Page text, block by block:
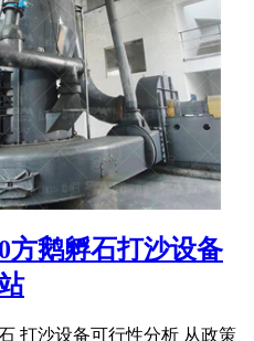
方鹅孵石打沙设备
打沙设备可行性分析 从政策